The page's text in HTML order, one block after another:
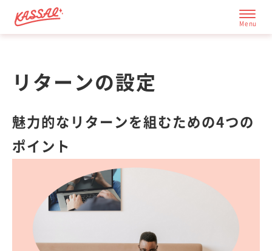
応援サイト一覧
成功の秘訣
リターンの設定
魅力的なリターンを組むための4つの
ポイント